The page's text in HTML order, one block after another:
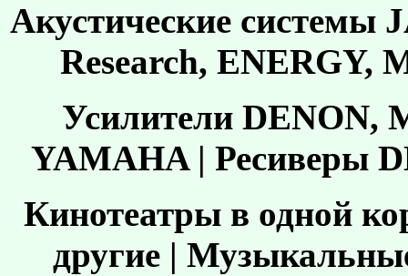
Акустические системы
Research, ENERGY,
Усилители
YAMAHA | Реcиверы
Кинотеатры в одной
другие |